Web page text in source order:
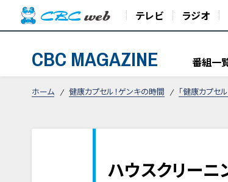
テレビ ラジオ
CBC MAGAZINE 番組一
ホーム 健康カプセル！ゲンキの時間 「健康カプセ
ハウスクリーニ